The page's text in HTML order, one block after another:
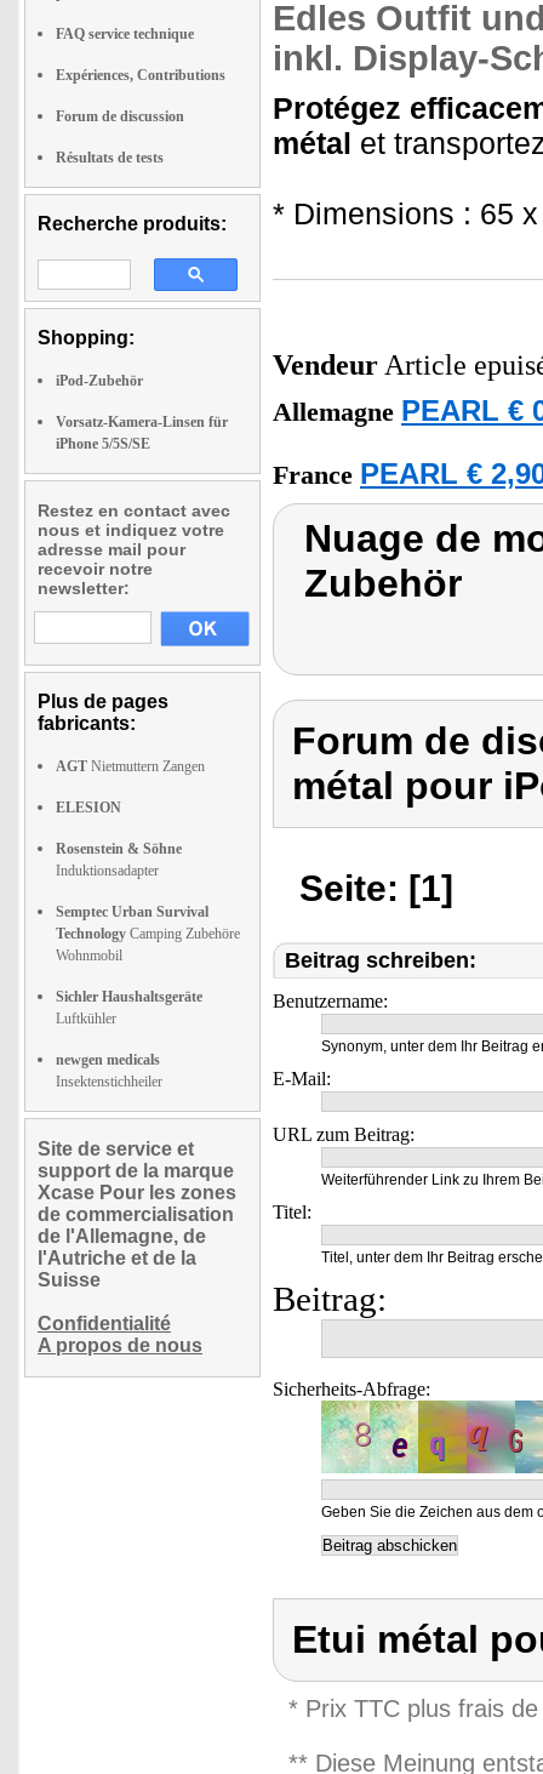
FAQ service technique
Expériences, Contributions
Forum de discussion
Résultats de tests
Recherche produits:
Shopping:
iPod-Zubehör
Vorsatz-Kamera-Linsen für
iPhone 5/5S/SE
Restez en contact avec
nous et indiquez votre
adresse mail pour
recevoir notre
newsletter:
Plus de pages
fabricants:
AGT Nietmuttern Zangen
ELESION
Rosenstein & Söhne
Induktionsadapter
Semptec Urban Survival
Technology Camping Zubehöre
Wohnmobil
Sichler Haushaltsgeräte
Luftkühler
newgen medicals
Insektenstichheiler
Site de service et
support de la marque
Xcase Pour les zones
de commercialisation
de l'Allemagne, de
l'Autriche et de la
Suisse
Confidentialité
A propos de nous
Edles Outfit
inkl. Display-
Protégez
métal et
* Dimensions : 65
Vendeur Article
Allemagne PEARL €
France PEARL €
Nuage de
Zubehör
Forum de
métal pour
Seite: [1]
Beitrag schreiben:
Benutzername:
Synonym, unter dem Ihr Beitrag
E-Mail:
URL zum Beitrag:
Weiterführender Link zu Ihrem
Titel:
Titel, unter dem Ihr Beitrag
Beitrag:
Sicherheits-Abfrage:
Geben Sie die Zeichen aus dem
Etui métal
* Prix TTC plus frais
** Diese Meinung